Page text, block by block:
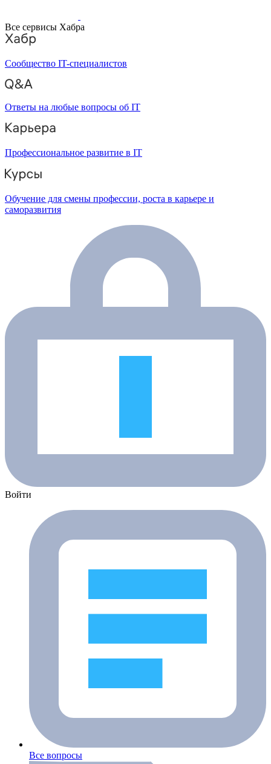
Все сервисы Хабра
Сообщество IT-специалистов
Ответы на любые вопросы об IT
Профессиональное развитие в IT
Обучение для смены профессии, роста в карьере и
саморазвития
Войти
Все вопросы